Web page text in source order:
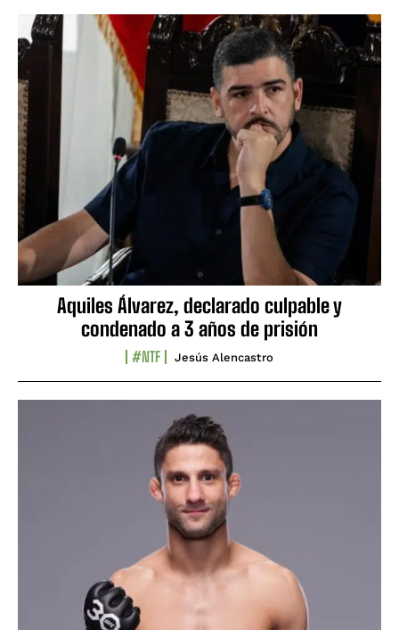
Aquiles Álvarez, declarado culpable y
condenado a 3 años de prisión
#NTF Jesús Alencastro